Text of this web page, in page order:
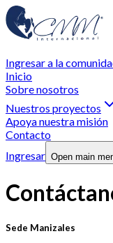
Ingresar a la
Inicio
Sobre nosotros
Nuestros proyectos
Apoya nuestra misión
Contacto
Ingresar Open main
Sede Manizales